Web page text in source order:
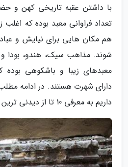
تعداد فراوانی معبد بوده که اغلب
هم مکان هایی برای نیایش و
شوند. مذاهب سیک، هندو، بودا و
معبدهای زیبا و باشکوهی بوده
دارای شهرت هستند. در ادامه
داریم به معرفی 10 تا از دیدنی ترین معابد هند بپردازیم.